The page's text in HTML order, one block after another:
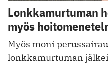
Lonkkamurtuman
myös
Myös moni
lonkkamurtuman